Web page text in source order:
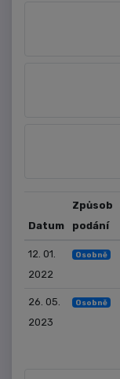
Datum
Způsob
podání
12. 01.
2022
Osobně
26. 05.
2023
Osobně